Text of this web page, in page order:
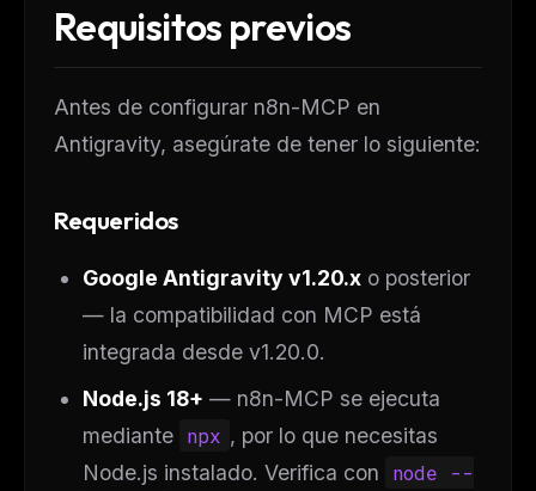
Requisitos previos
Antes de configurar n8n-MCP en
Antigravity, asegúrate de tener lo siguiente:
Requeridos
Google Antigravity v1.20.x o posterior
— la compatibilidad con MCP está
integrada desde v1.20.0.
Node.js 18+ — n8n-MCP se ejecuta
mediante npx , por lo que necesitas
Node.js instalado. Verifica con
node --